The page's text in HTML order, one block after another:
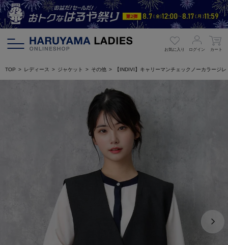
お気に入り ログイン カート
TOP レディース ジャケット その他 【INDIVI】キャリーマンチェックノーカラージ